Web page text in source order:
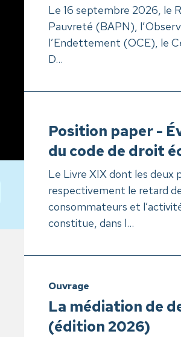
Le 16 septembre 2026, le
Pauvreté (BAPN),
l’Endettement (OCE), le
D...
Position paper -
du code de droit
Le Livre XIX dont les deux
respectivement le retard
consommateurs et
constitue, dans l...
Ouvrage
La médiation de
(édition 2026)